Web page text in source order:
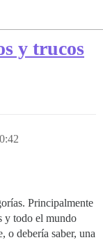
y trucos
Principalmente
y todo el mundo
o debería saber, una